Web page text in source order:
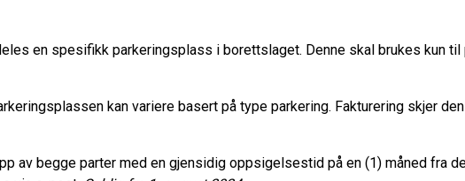
en spesifikk parkeringsplass i borettslaget. Denne skal brukes kun
kan variere basert på type parkering. Fakturering skjer
av begge parter med en gjensidig oppsigelsestid på en (1) måned fra